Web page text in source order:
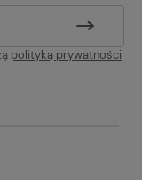
polityką prywatności